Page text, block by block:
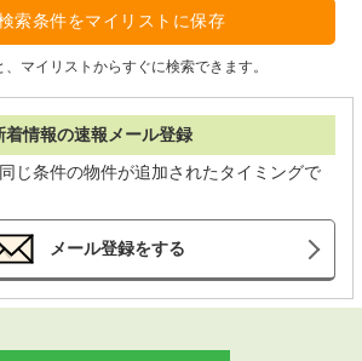
索条件をマイリストに保存
マイリストからすぐに検索できます。
着情報の速報メール登録
じ条件の物件が追加されたタイミングで
メール登録をする